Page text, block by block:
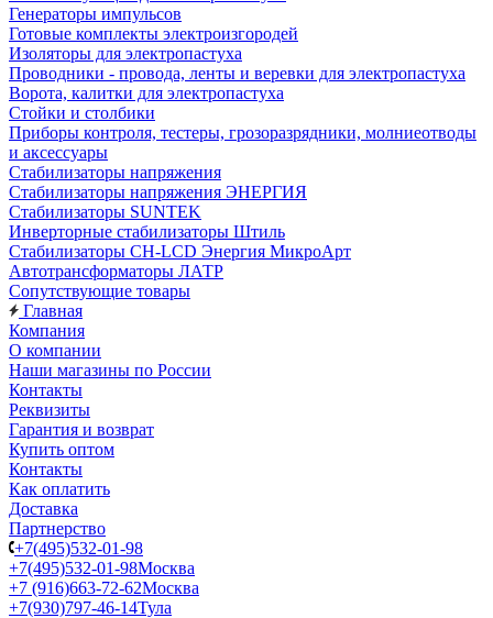
Генераторы импульсов
Готовые комплекты электроизгородей
Изоляторы для электропастуха
Проводники - провода, ленты и веревки для электропастуха
Ворота, калитки для электропастуха
Стойки и столбики
Приборы контроля, тестеры, грозоразрядники, молниеотводы
и аксессуары
Стабилизаторы напряжения
Стабилизаторы напряжения ЭНЕРГИЯ
Стабилизаторы SUNTEK
Инверторные стабилизаторы Штиль
Стабилизаторы СН-LCD Энepгия МикроАрт
Автотрансформаторы ЛАТР
Сопутствующие товары
Главная
Компания
О компании
Наши магазины по России
Контакты
Реквизиты
Гарантия и возврат
Купить оптом
Контакты
Как оплатить
Доставка
Партнерство
+7(495)532-01-98
+7(495)532-01-98Москва
+7 (916)663-72-62Москва
+7(930)797-46-14Тула